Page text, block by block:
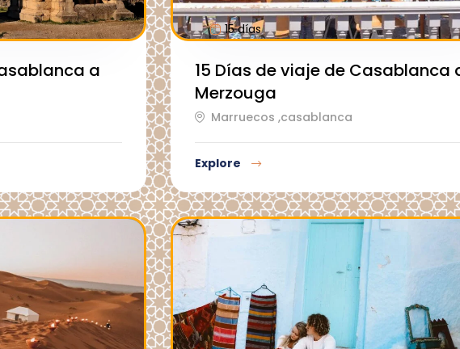
a
15 días
15 Días de viaje de Casablanca
Merzouga
Marruecos ,casablanca
Explore